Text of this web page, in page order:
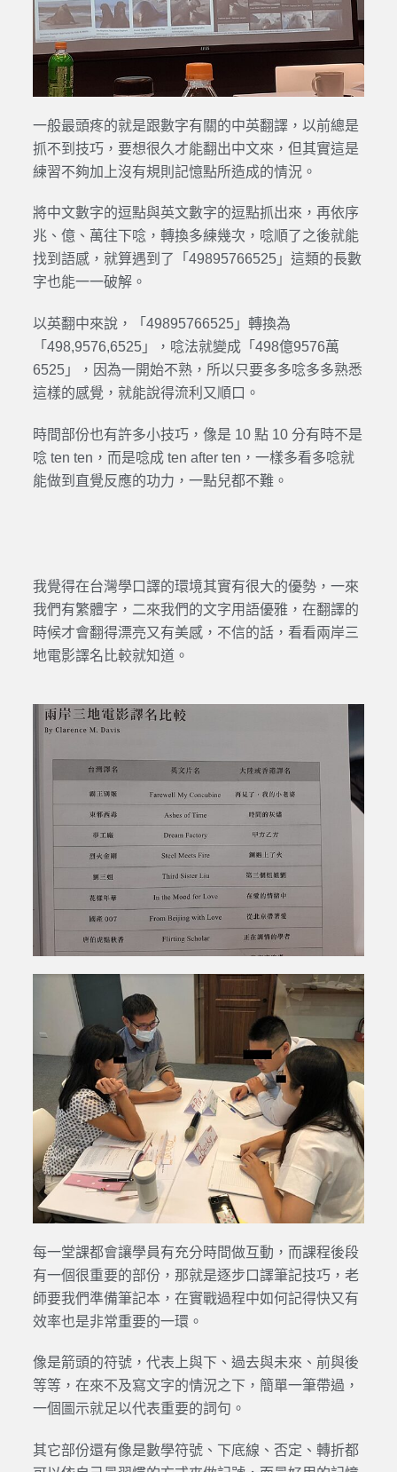
一般最頭疼的就是跟數字有關的中英翻譯，以前總是
抓不到技巧，要想很久才能翻出中文來，但其實這是
練習不夠加上沒有規則記憶點所造成的情況。
將中文數字的逗點與英文數字的逗點抓出來，再依序
兆、億、萬往下唸，轉換多練幾次，唸順了之後就能
找到語感，就算遇到了「49895766525」這類的長數
字也能一一破解。
以英翻中來說，「49895766525」轉換為
「498,9576,6525」，唸法就變成「498億9576萬
6525」，因為一開始不熟，所以只要多多唸多多熟悉
這樣的感覺，就能說得流利又順口。
時間部份也有許多小技巧，像是 10 點 10 分有時不是
唸 ten ten，而是唸成 ten after ten，一樣多看多唸就
能做到直覺反應的功力，一點兒都不難。
我覺得在台灣學口譯的環境其實有很大的優勢，一來
我們有繁體字，二來我們的文字用語優雅，在翻譯的
時候才會翻得漂亮又有美感，不信的話，看看兩岸三
地電影譯名比較就知道。
每一堂課都會讓學員有充分時間做互動，而課程後段
有一個很重要的部份，那就是逐步口譯筆記技巧，老
師要我們準備筆記本，在實戰過程中如何記得快又有
效率也是非常重要的一環。
像是箭頭的符號，代表上與下、過去與未來、前與後
等等，在來不及寫文字的情況之下，簡單一筆帶過，
一個圖示就足以代表重要的詞句。
其它部份還有像是數學符號、下底線、否定、轉折都